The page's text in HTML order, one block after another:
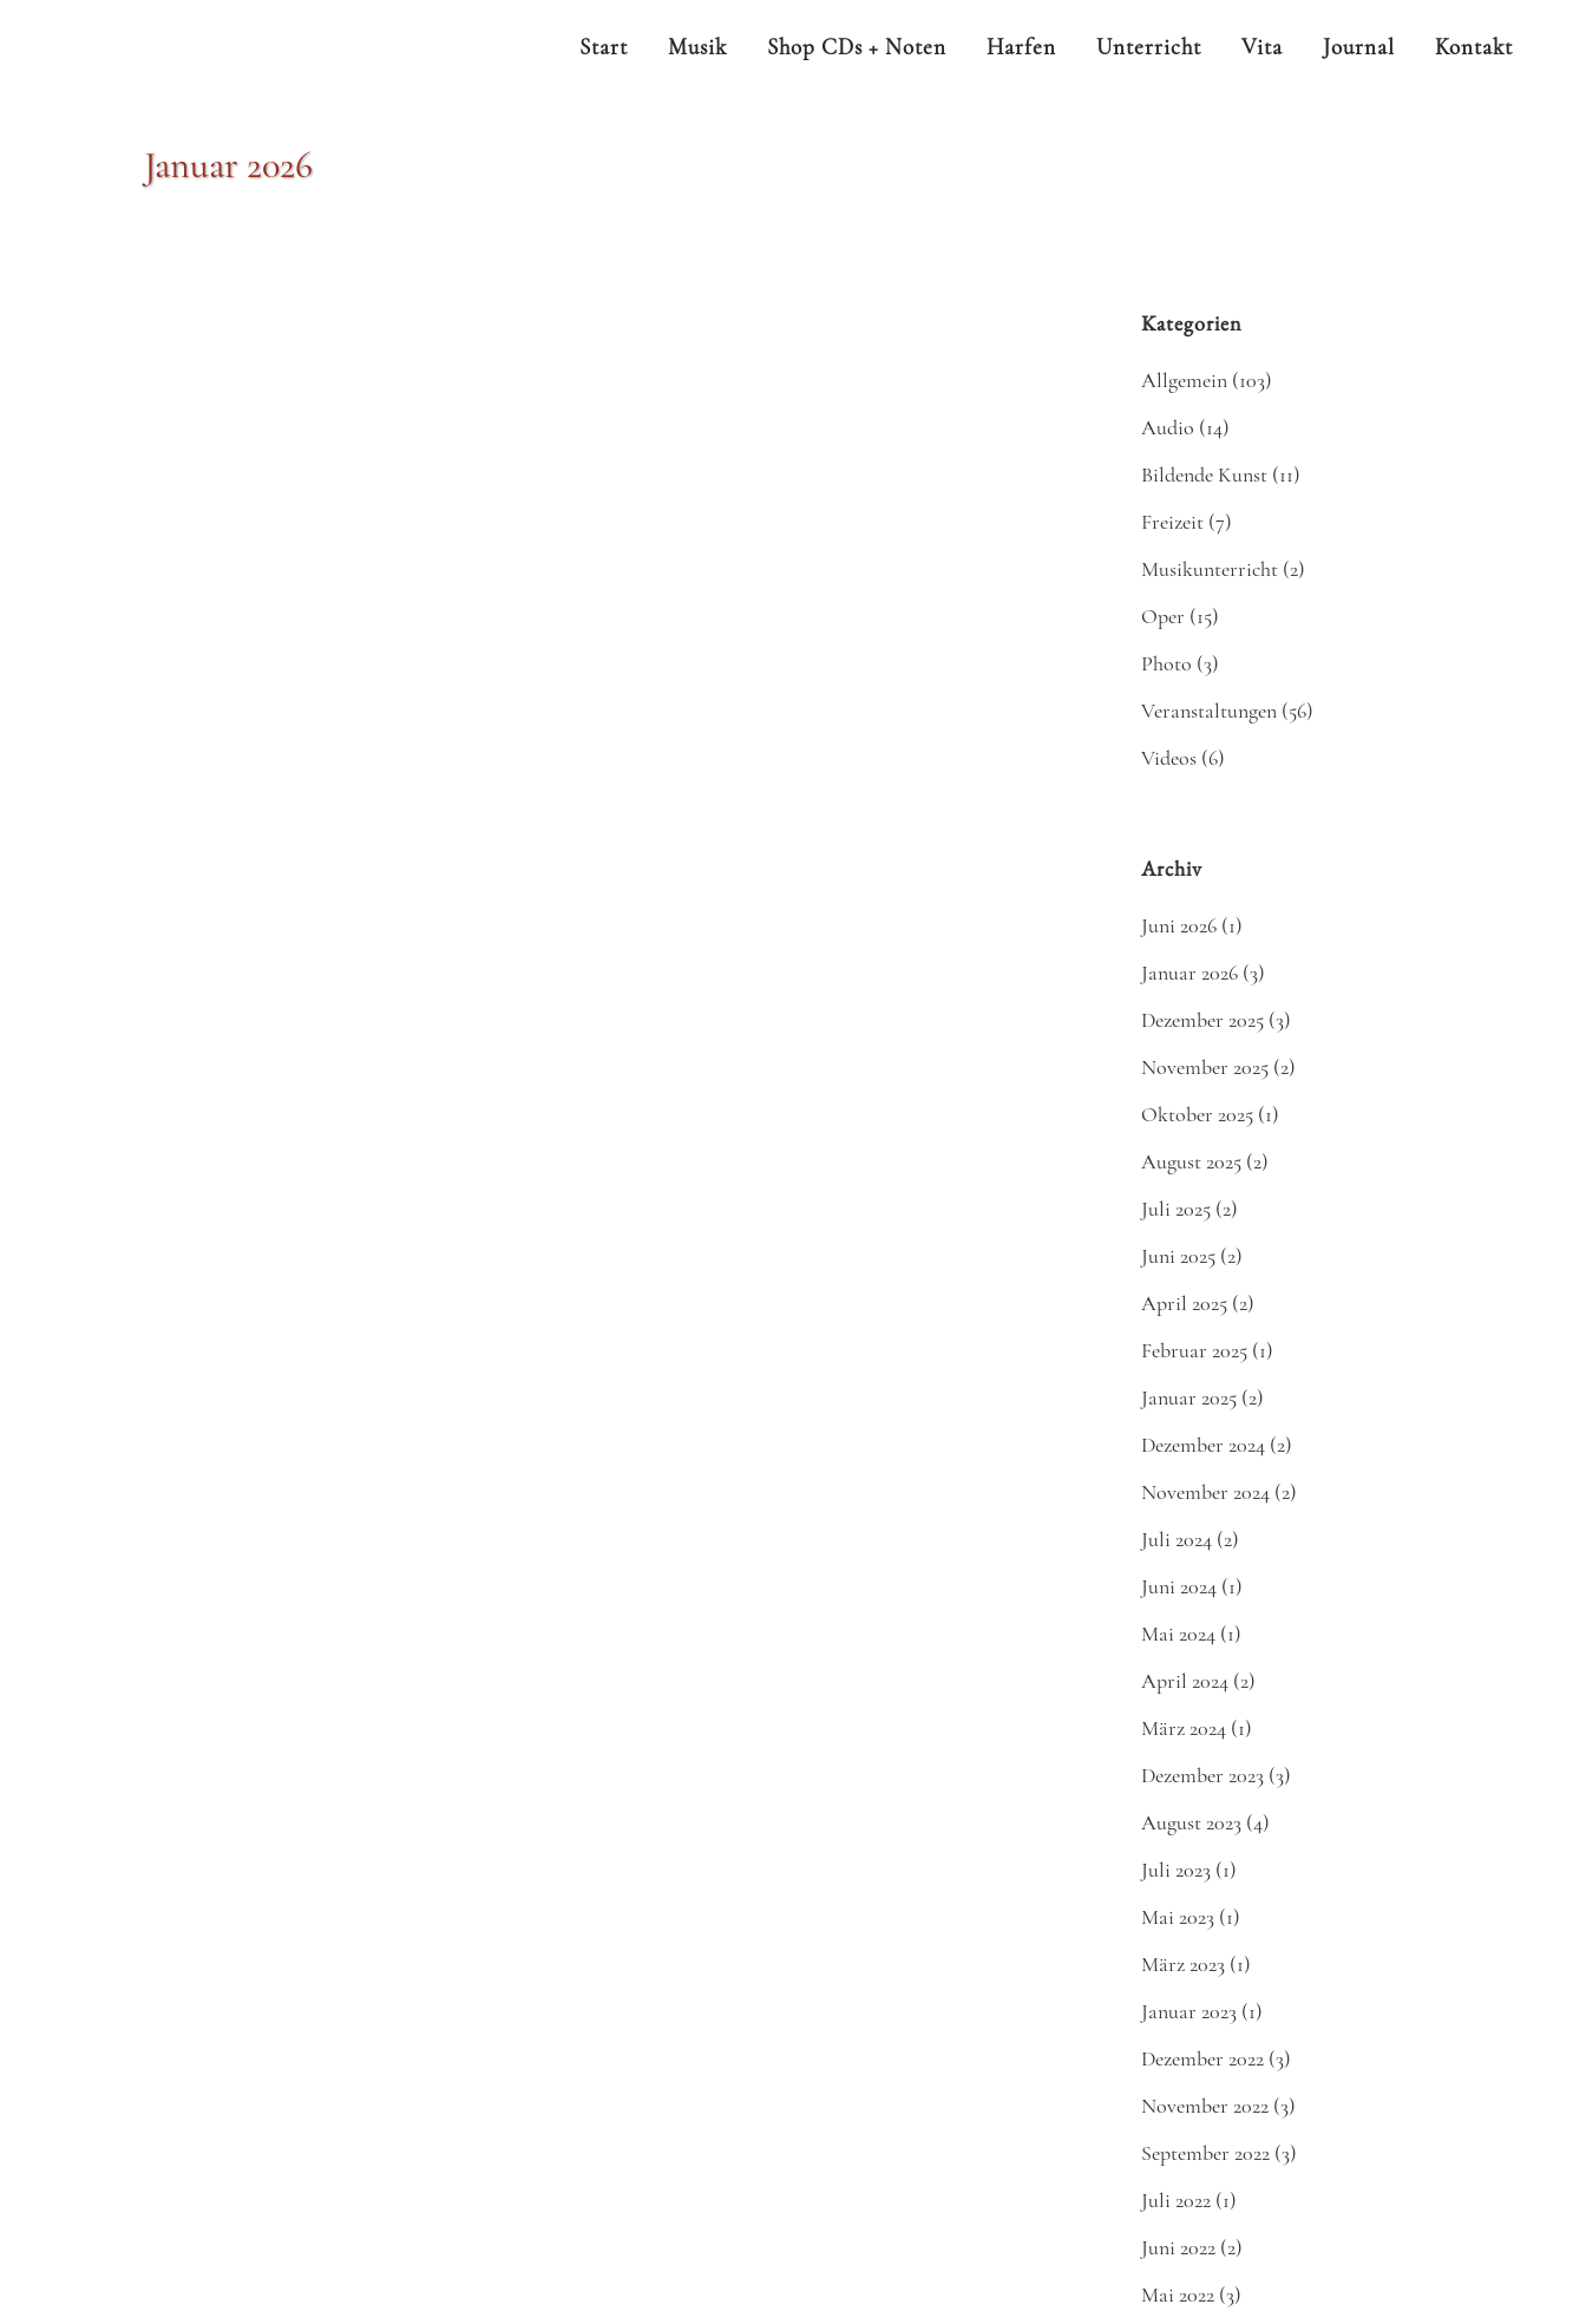
Start Musik Shop CDs + Noten Harfen Unterricht Vita Journal Kontakt
Januar 2026
Kategorien
Allgemein (103)
Audio (14)
Bildende Kunst (11)
Freizeit (7)
Musikunterricht (2)
Oper (15)
Photo (3)
Veranstaltungen (56)
Videos (6)
Archiv
Juni 2026 (1)
Januar 2026 (3)
Dezember 2025 (3)
November 2025 (2)
Oktober 2025 (1)
August 2025 (2)
Juli 2025 (2)
Juni 2025 (2)
April 2025 (2)
Februar 2025 (1)
Januar 2025 (2)
Dezember 2024 (2)
November 2024 (2)
Juli 2024 (2)
Juni 2024 (1)
Mai 2024 (1)
April 2024 (2)
März 2024 (1)
Dezember 2023 (3)
August 2023 (4)
Juli 2023 (1)
Mai 2023 (1)
März 2023 (1)
Januar 2023 (1)
Dezember 2022 (3)
November 2022 (3)
September 2022 (3)
Juli 2022 (1)
Juni 2022 (2)
Mai 2022 (3)